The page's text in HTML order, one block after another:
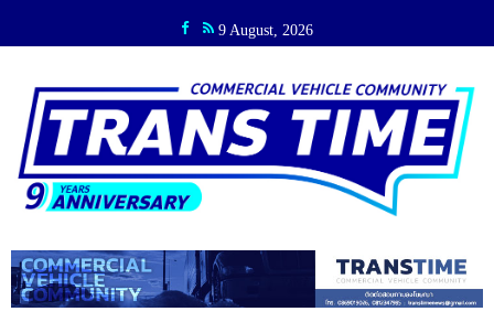
9 August, 2026